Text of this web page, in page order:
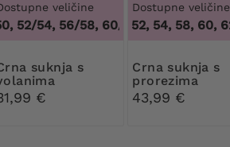
veličine
52/54, 56/58, 60/62,48/50, 52/54,
s
€
Dostupne veličine
50, 52, 54, 58, 60,
Crna suknja s
prorezima
43,99 €